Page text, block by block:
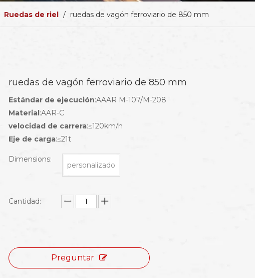
Ruedas de riel / ruedas de vagón ferroviario de 850 mm
ruedas de vagón ferroviario de 850 mm
Estándar de ejecución:AAAR M-107/M-208
Material:AAR-C
velocidad de carrera:≤120km/h
Eje de carga:≤21t
Dimensions:
personalizado
Cantidad:
Preguntar